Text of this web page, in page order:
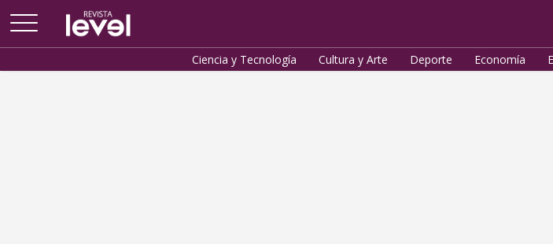
Ciencia y Tecnología Cultura y Arte Deporte Economía
Arriba